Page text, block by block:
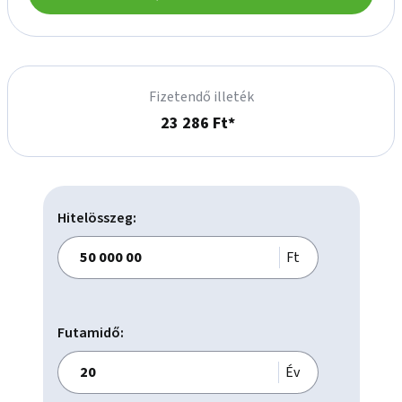
    A-kategóriás irodaépület,
    Telek: 2173 m2,
    Bérelhető terület: 5693 m2,
    Modernizált épület,
    5 emelet + földszint pincehelyiséggel,
    36 db parkoló a mélygarázsban,
    Padlószőnyeg,
    Természetes fény,
Biztonsági szolgálat.
Bérelhető parkoló
Álmennyezet
Kamerarendszer
Fizetendő illeték
23 286 Ft*
Hitelösszeg:
Ft
Futamidő:
Év